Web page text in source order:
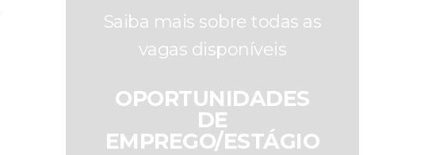
Saiba mais sobre todas as
vagas disponíveis
OPORTUNIDADES
DE
EMPREGO/ESTÁGIO